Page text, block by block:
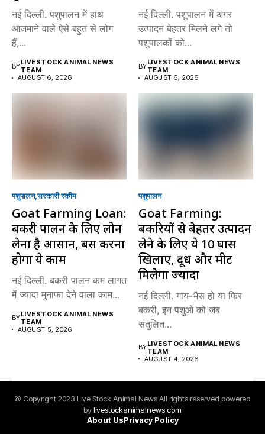
नई दिल्ली. पशुपालन में हाथ
आजमाने वाले ऐसे बहुत से लोग
हैं,...
BYLIVESTOCK ANIMAL NEWS
TEAM
AUGUST 6, 2026
नई दिल्ली. पशुपालन में अगर
उत्पादन बेहतर मिलने लगे तो
पशुपालकों को...
BYLIVESTOCK ANIMAL NEWS
TEAM
AUGUST 6, 2026
पशुपालन सरकारी स्की‍म
Goat Farming Loan:
बकरी पालन के लिए लोन
लेना है आसान, बस करना
होगा ये काम
नई दिल्ली. बकरी पालन कम लागत
में ज्यादा मुनाफा देने वाला काम...
BYLIVESTOCK ANIMAL NEWS
TEAM
AUGUST 5, 2026
पशुपालन
Goat Farming:
बकरियों से बेहतर उत्पादन
लेने के लिए ये 10 घास
खिलाएं, दूध और मीट
मिलेगा ज्यादा
नई दिल्ली. गाय-भैंस हो या फिर
बकरी, इन पशुओं को जब
संतुलित...
BYLIVESTOCK ANIMAL NEWS
TEAM
AUGUST 4, 2026
© Copyright 2023 Live Stock Animal News All rights reserved powered
bylivestockanimalnews.com
About UsPrivacy Policy